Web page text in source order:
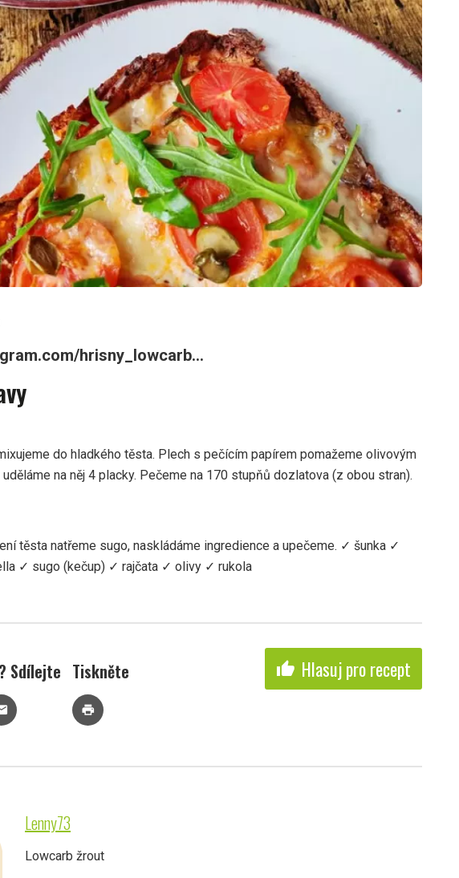
hrisny_lowcarb...
do hladkého těsta. Plech s pečícím papírem pomažeme olivovým
na něj 4 placky. Pečeme na 170 stupňů dozlatova (z obou stran).
těsta natřeme sugo, naskládáme ingredience a upečeme. ✓ šunka ✓
✓ sugo (kečup) ✓ rajčata ✓ olivy ✓ rukola
Sdílejte Tiskněte
print
thumb_up Hlasuj pro recept
Lenny73
Lowcarb žrout